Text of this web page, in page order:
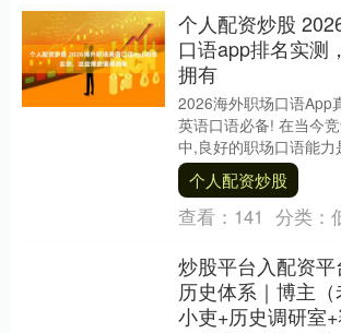
个人配资炒股
口语app排名实测
拥有
2026海外职场口语App
英语口语必备! 在当今
中,良好的职场口语能力
因素。无论是与国际客
个人配资炒股
查看： 141 分类：
炒股平台入配资
历史体系｜博主
小吏+历史调研室+